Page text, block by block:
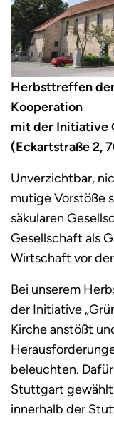
Herbsttreffen
Kooperation
mit der Initiative
(Eckartstraße 2,
Unverzichtbar,
mutige Vorstöße
säkularen
Gesellschaft als
Wirtschaft vor
Bei unserem
der Initiative
Kirche anstößt
beleuchten.
Stuttgart
innerhalb der